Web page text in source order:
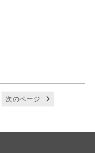
次のページ